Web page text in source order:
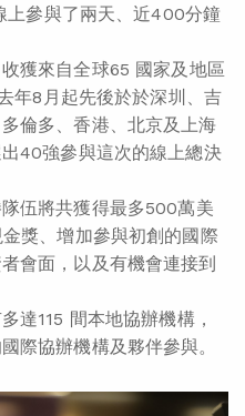
參與了兩天、近400分鐘
收獲來自全球65 國家及地區
年8月起先後於於深圳、吉
倫多、香港、北京及上海
40強參與這次的線上總決
伍將共獲得最多500萬美
獎、增加參與初創的國際
會面，以及有機會連接到
達115 間本地協辦機構，
際協辦機構及夥伴參與。